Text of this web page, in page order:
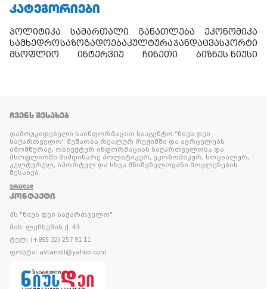
ᲙᲐᲢᲔᲒᲝᲠᲘᲔᲑᲘ
პოლიტიკა სამართალი განათლება
ეკონომიკა
სამხედროსაზოგადოებაკულტურაჯანდაცვასპორტი
მსოფლიო
ინტერვიუ ჩინეთი ბიზნეს ნიუსი
ᲩᲕᲔᲜᲡ ᲨᲔᲡᲐᲮᲔᲑ
დამოუკიდებელი საინფორმაციო სააგენტო “ნიუს დეი
საქართველო” მუშაობს რეალურ რეჟიმში და ავრცელებს
ამომწურავ, ობიექტურ ინფორმაციას საქართველოსა და
მსოფლიოში მიმდინარე პოლიტიკურ, ეკონომიკურ, სოციალურ,
კულტურულ, სპორტულ და სხვა მნიშვნელოვანი მოვლენების
შესახებ.
ᲕᲠᲪᲚᲐᲓ
ᲙᲝᲜᲢᲐᲥᲢᲘ
პს "ნიუს დეი საქართველო"
მის: ლეჩხუმის ქ. 43
ტელ: (+995 32) 257 91 11
ფოსტა: avtandil@yahoo.com